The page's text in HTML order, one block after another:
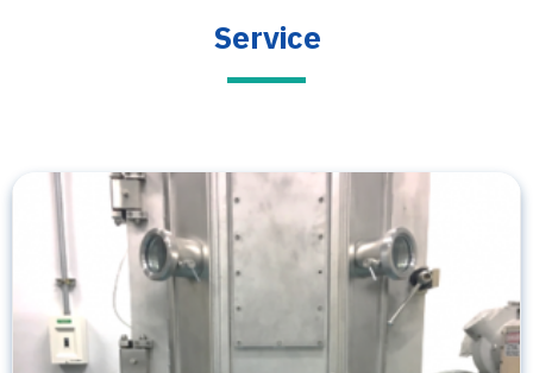
Service